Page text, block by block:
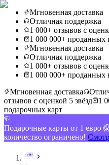
Мгновенная доставка
Отличная поддержка
1 000+ отзывов с
1 000 000+ проданных
Мгновенная доставка
Отличная поддержка
1 000+ отзывов с
1 000 000+ проданных
Мгновенная доставка
отзывов с оценкой 5 звёзд
1
подарочных карт
Подарочные карты от 1 евро
количество ограничено!